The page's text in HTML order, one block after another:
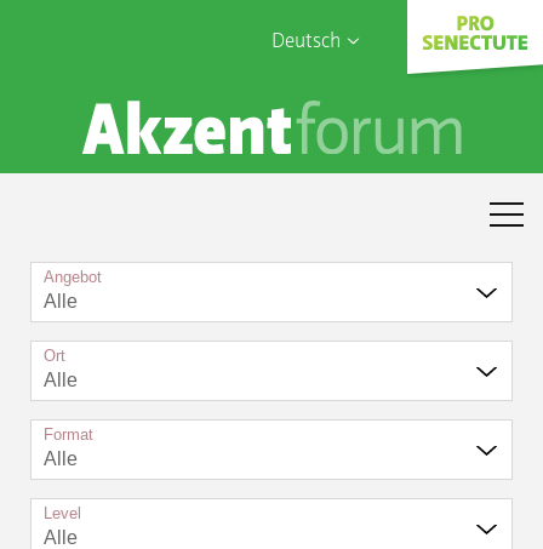
Deutsch
English
Français
Sophia Care
Angebot
Alle
Ort
Alle
Format
Alle
Level
Alle